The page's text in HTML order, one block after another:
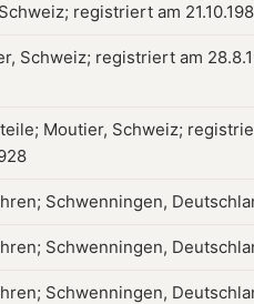
registriert am
Schweiz; registriert am
Moutier, Schweiz;
Schwenningen,
Schwenningen,
Schwenningen,